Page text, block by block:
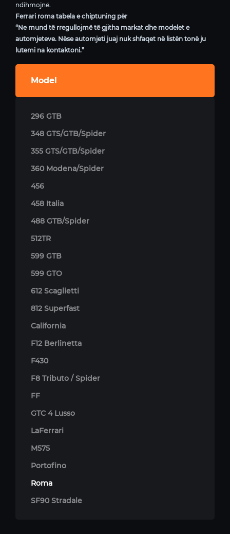
ndihmojnë.
Ferrari roma tabela e chiptuning për
“Ne mund të rregullojmë të gjitha markat dhe modelet e
automjeteve. Nëse automjeti juaj nuk shfaqet në listën tonë ju
lutemi na kontaktoni.”
Model
296 GTB
348 GTS/GTB/Spider
355 GTS/GTB/Spider
360 Modena/Spider
456
458 Italia
488 GTB/Spider
512TR
599 GTB
599 GTO
612 Scaglietti
812 Superfast
California
F12 Berlinetta
F430
F8 Tributo / Spider
FF
GTC 4 Lusso
LaFerrari
M575
Portofino
Roma
SF90 Stradale